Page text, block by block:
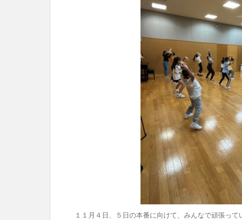
１１月４日、５日の本番に向けて、みんなで頑張って